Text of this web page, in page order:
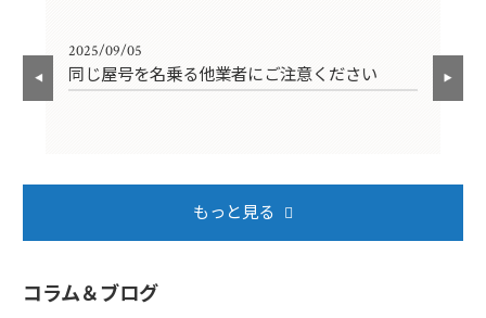
2025/09/05
同じ屋号を名乗る他業者にご注意ください
もっと見る
コラム＆ブログ